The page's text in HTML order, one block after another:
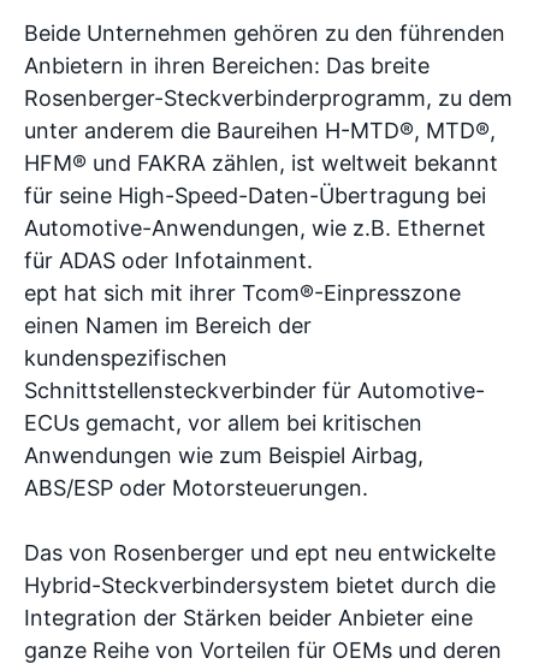
Beide Unternehmen gehören zu den führenden
Anbietern in ihren Bereichen: Das breite
Rosenberger-Steckverbinderprogramm, zu dem
unter anderem die Baureihen H-MTD®, MTD®,
HFM® und FAKRA zählen, ist weltweit bekannt
für seine High-Speed-Daten-Übertragung bei
Automotive-Anwendungen, wie z.B. Ethernet
für ADAS oder Infotainment.
ept hat sich mit ihrer Tcom®-Einpresszone
einen Namen im Bereich der
kundenspezifischen
Schnittstellensteckverbinder für Automotive-
ECUs gemacht, vor allem bei kritischen
Anwendungen wie zum Beispiel Airbag,
ABS/ESP oder Motorsteuerungen.
Das von Rosenberger und ept neu entwickelte
Hybrid-Steckverbindersystem bietet durch die
Integration der Stärken beider Anbieter eine
ganze Reihe von Vorteilen für OEMs und deren